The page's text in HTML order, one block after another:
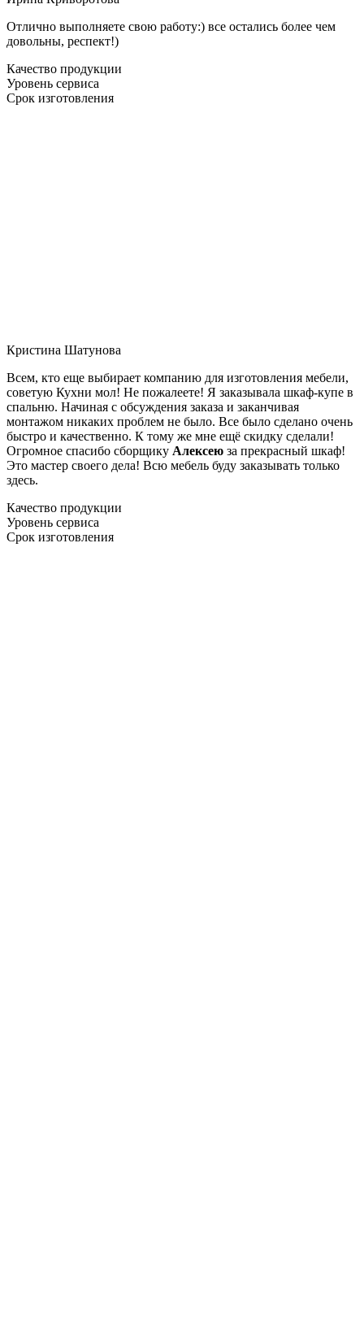
Отлично выполняете свою работу:) все остались более чем
довольны, респект!)
Качество продукции
Уровень сервиса
Срок изготовления
Кристина Шатунова
Всем, кто еще выбирает компанию для изготовления мебели,
советую Кухни мол! Не пожалеете! Я заказывала шкаф-купе в
спальню. Начиная с обсуждения заказа и заканчивая
монтажом никаких проблем не было. Все было сделано очень
быстро и качественно. К тому же мне ещё скидку сделали!
Огромное спасибо сборщику Алексею за прекрасный шкаф!
Это мастер своего дела! Всю мебель буду заказывать только
здесь.
Качество продукции
Уровень сервиса
Срок изготовления